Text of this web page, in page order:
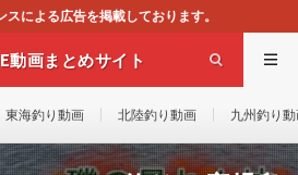
す。
動画まとめサイト
東海釣り動画 北陸釣り動画 九州釣り